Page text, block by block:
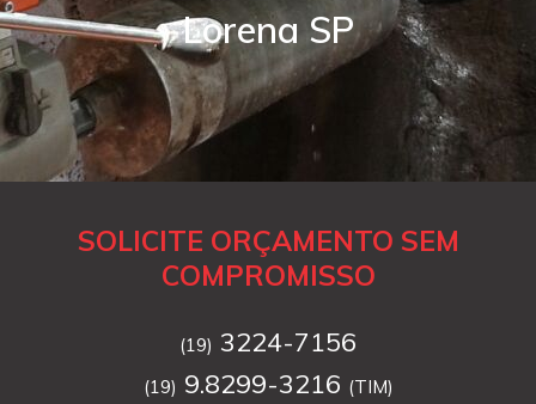
Lorena SP
SOLICITE ORÇAMENTO SEM
COMPROMISSO
(19) 3224-7156
(19) 9.8299-3216 (TIM)